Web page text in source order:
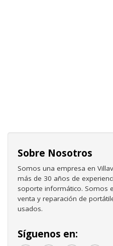
Sobre Nosotros
Somos una empresa en
más de 30 años de
soporte informático. Somos
venta y reparación de
usados.
Síguenos en: